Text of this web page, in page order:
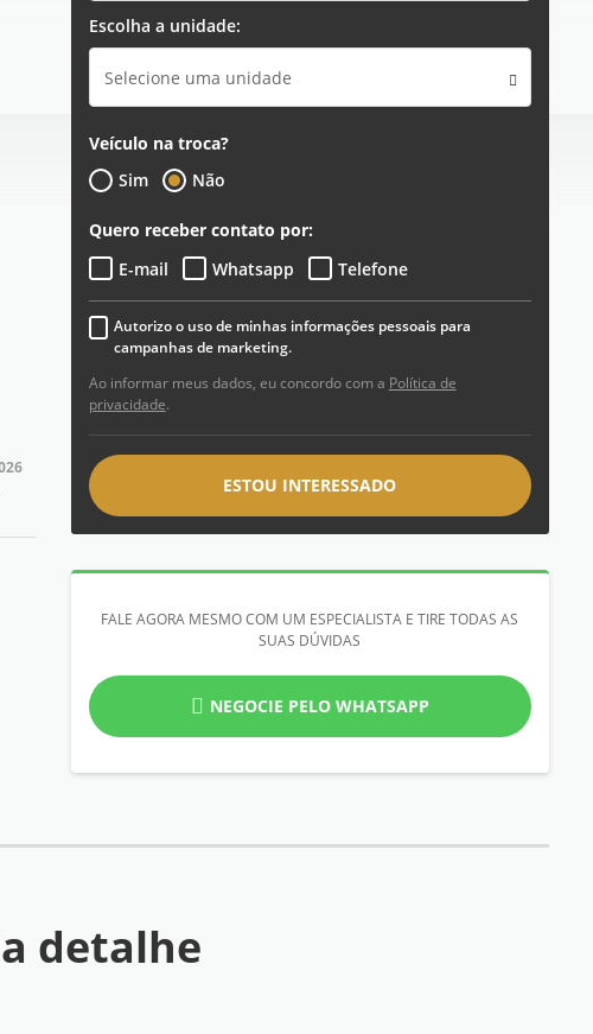
Escolha a unidade:
Selecione uma unidade
Veículo na troca?
Sim
Não
Quero receber contato por:
E-mail
Whatsapp Telefone
Autorizo o uso de minhas informações pessoais para
campanhas de marketing.
Ao informar meus dados, eu concordo com a Política de
privacidade.
ESTOU INTERESSADO
FALE AGORA MESMO COM UM ESPECIALISTA E TIRE TODAS AS
SUAS DÚVIDAS
NEGOCIE PELO WHATSAPP
detalhe